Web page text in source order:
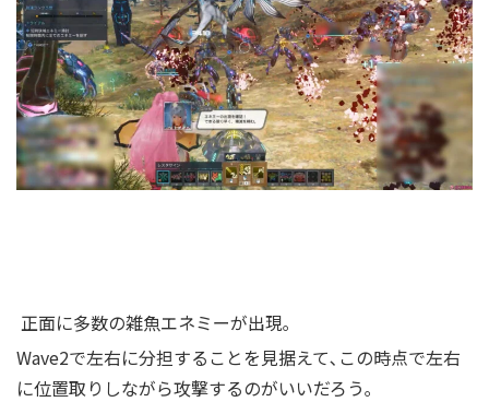
正面に多数の雑魚エネミーが出現｡
Wave2で左右に分担することを見据えて､この時点で左右
に位置取りしながら攻撃するのがいいだろう｡